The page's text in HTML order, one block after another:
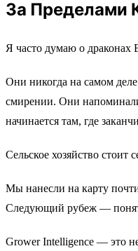
За Пределами
Я часто думаю о драконах
Они никогда на самом
смирении. Они
начинается там, где
Сельское хозяйство стоит
Мы нанесли на карту
Следующий рубеж —
Grower Intelligence — это